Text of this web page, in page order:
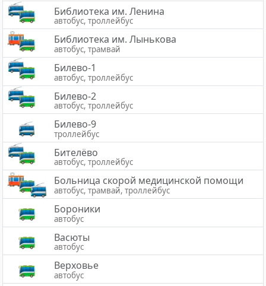
Библиотека им. Ленина
автобус, троллейбус
Библиотека им. Лынькова
автобус, трамвай
Билево-1
автобус, троллейбус
Билево-2
автобус, троллейбус
Билево-9
троллейбус
Бителёво
автобус, троллейбус
Больница скорой медицинской помощи
автобус, трамвай, троллейбус
Бороники
автобус
Васюты
автобус
Верховье
автобус